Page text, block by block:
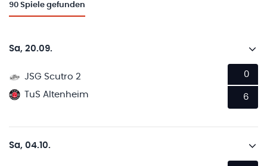
90 Spiele gefunden
Sa, 20.09.
JSG Scutro 2
TuS Altenheim
0
6
Sa, 04.10.